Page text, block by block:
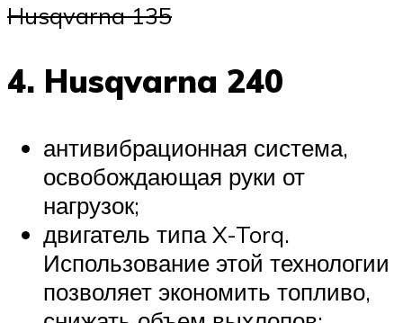
Husqvarna 135
4. Husqvarna 240
антивибрационная система,
освобождающая руки от
нагрузок;
двигатель типа X-Torq.
Использование этой технологии
позволяет экономить топливо,